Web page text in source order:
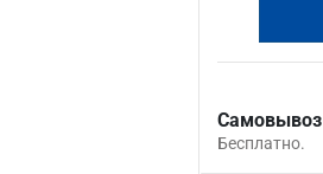
Самовывоз
Бесплатно.